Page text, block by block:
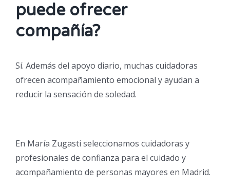
puede ofrecer
compañía?
Sí. Además del apoyo diario, muchas cuidadoras
ofrecen acompañamiento emocional y ayudan a
reducir la sensación de soledad.
En María Zugasti seleccionamos cuidadoras y
profesionales de confianza para el cuidado y
acompañamiento de personas mayores en Madrid.